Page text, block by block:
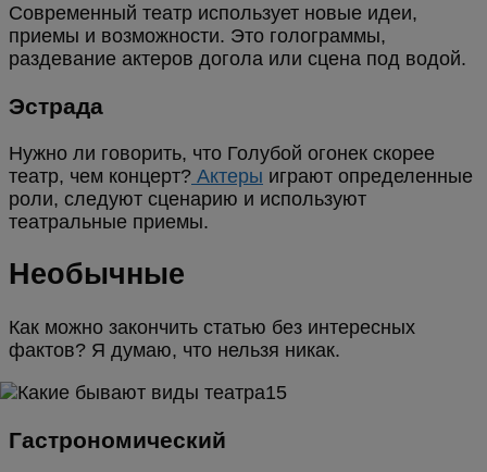
Современный театр использует новые идеи,
приемы и возможности. Это голограммы,
раздевание актеров догола или сцена под водой.
Эстрада
Нужно ли говорить, что Голубой огонек скорее
театр, чем концерт? Актеры играют определенные
роли, следуют сценарию и используют
театральные приемы.
Необычные
Как можно закончить статью без интересных
фактов? Я думаю, что нельзя никак.
Гастрономический